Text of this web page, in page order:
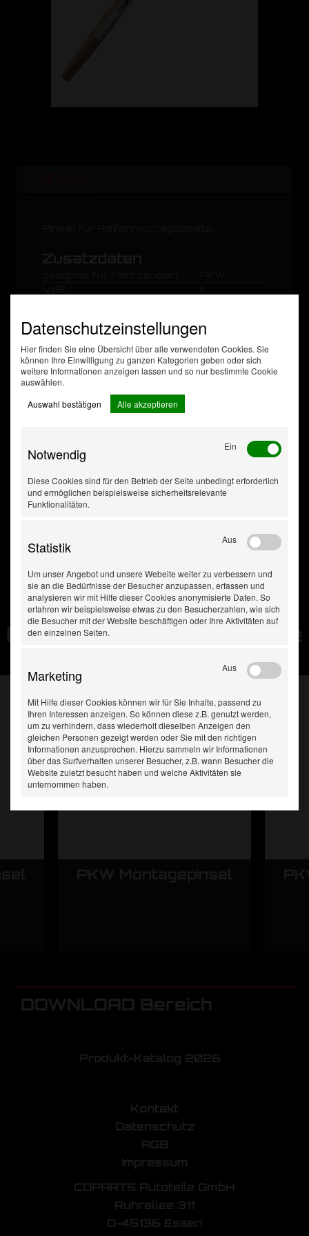
Diese Produkte haben Sie
DOWNLOAD Bereich
Produkt-Katalog 2026
Kontakt
Datenschutz
AGB
Impressum
COPARTS Autoteile GmbH
Ruhrallee 311
D-45136 Essen
Datenschutzeinstellungen
Hier finden Sie eine Übersicht über alle verwendeten Cookies. Sie
können Ihre Einwilligung zu ganzen Kategorien geben oder sich
weitere Informationen anzeigen lassen und so nur bestimmte Cookie
auswählen.
Auswahl bestätigen
Alle akzeptieren
Notwendig Ein
Diese Cookies sind für den Betrieb der Seite unbedingt erforderlich
und ermöglichen beispielsweise sicherheitsrelevante
Funktionalitäten.
Statistik Aus
Um unser Angebot und unsere Webeite weiter zu verbessern und
sie an die Bedürfnisse der Besucher anzupassen, erfassen und
analysieren wir mit Hilfe dieser Cookies anonymisierte Daten. So
erfahren wir beispielsweise etwas zu den Besucherzahlen, wie sich
die Besucher mit der Website beschäftigen oder Ihre Aktivitäten auf
den einzelnen Seiten.
Marketing Aus
Mit Hilfe dieser Cookies können wir für Sie Inhalte, passend zu
Ihren Interessen anzeigen. So können diese z.B. genutzt werden,
um zu verhindern, dass wiederholt dieselben Anzeigen den
gleichen Personen gezeigt werden oder Sie mit den richtigen
Informationen anzusprechen. Hierzu sammeln wir Informationen
über das Surfverhalten unserer Besucher, z.B. wann Besucher die
Website zuletzt besucht haben und welche Aktivitäten sie
unternommen haben.